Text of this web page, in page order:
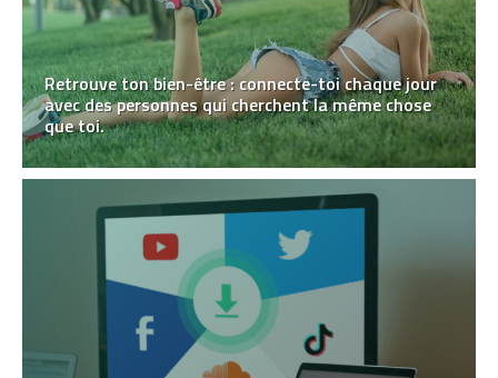
Retrouve ton bien-être : connecte-toi chaque jour
avec des personnes qui cherchent la même chose
que toi.